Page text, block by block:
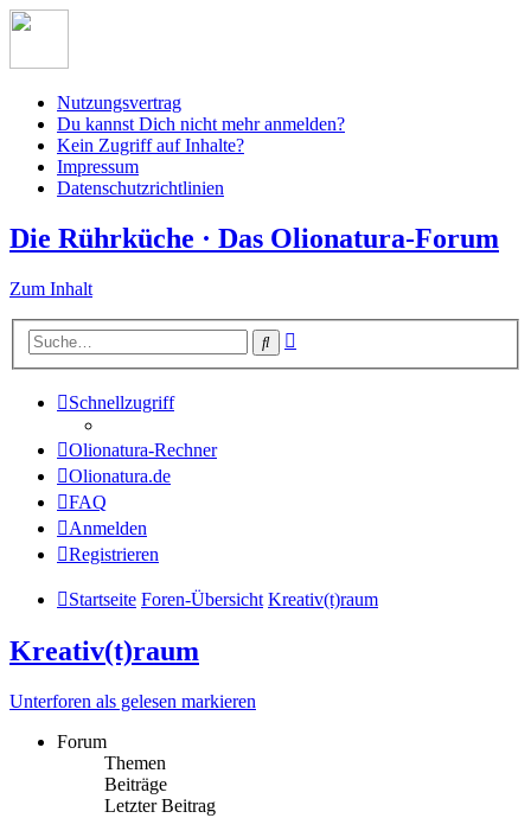
Nutzungsvertrag
Du kannst Dich nicht mehr anmelden?
Kein Zugriff auf Inhalte?
Impressum
Datenschutzrichtlinien
Die Rührküche · Das Olionatura-Forum
Zum Inhalt
Suche
Schnellzugriff
Olionatura-Rechner
Olionatura.de
FAQ
Anmelden
Registrieren
Startseite Foren-Übersicht Kreativ(t)raum
Kreativ(t)raum
Unterforen als gelesen markieren
Forum
Themen
Beiträge
Letzter Beitrag